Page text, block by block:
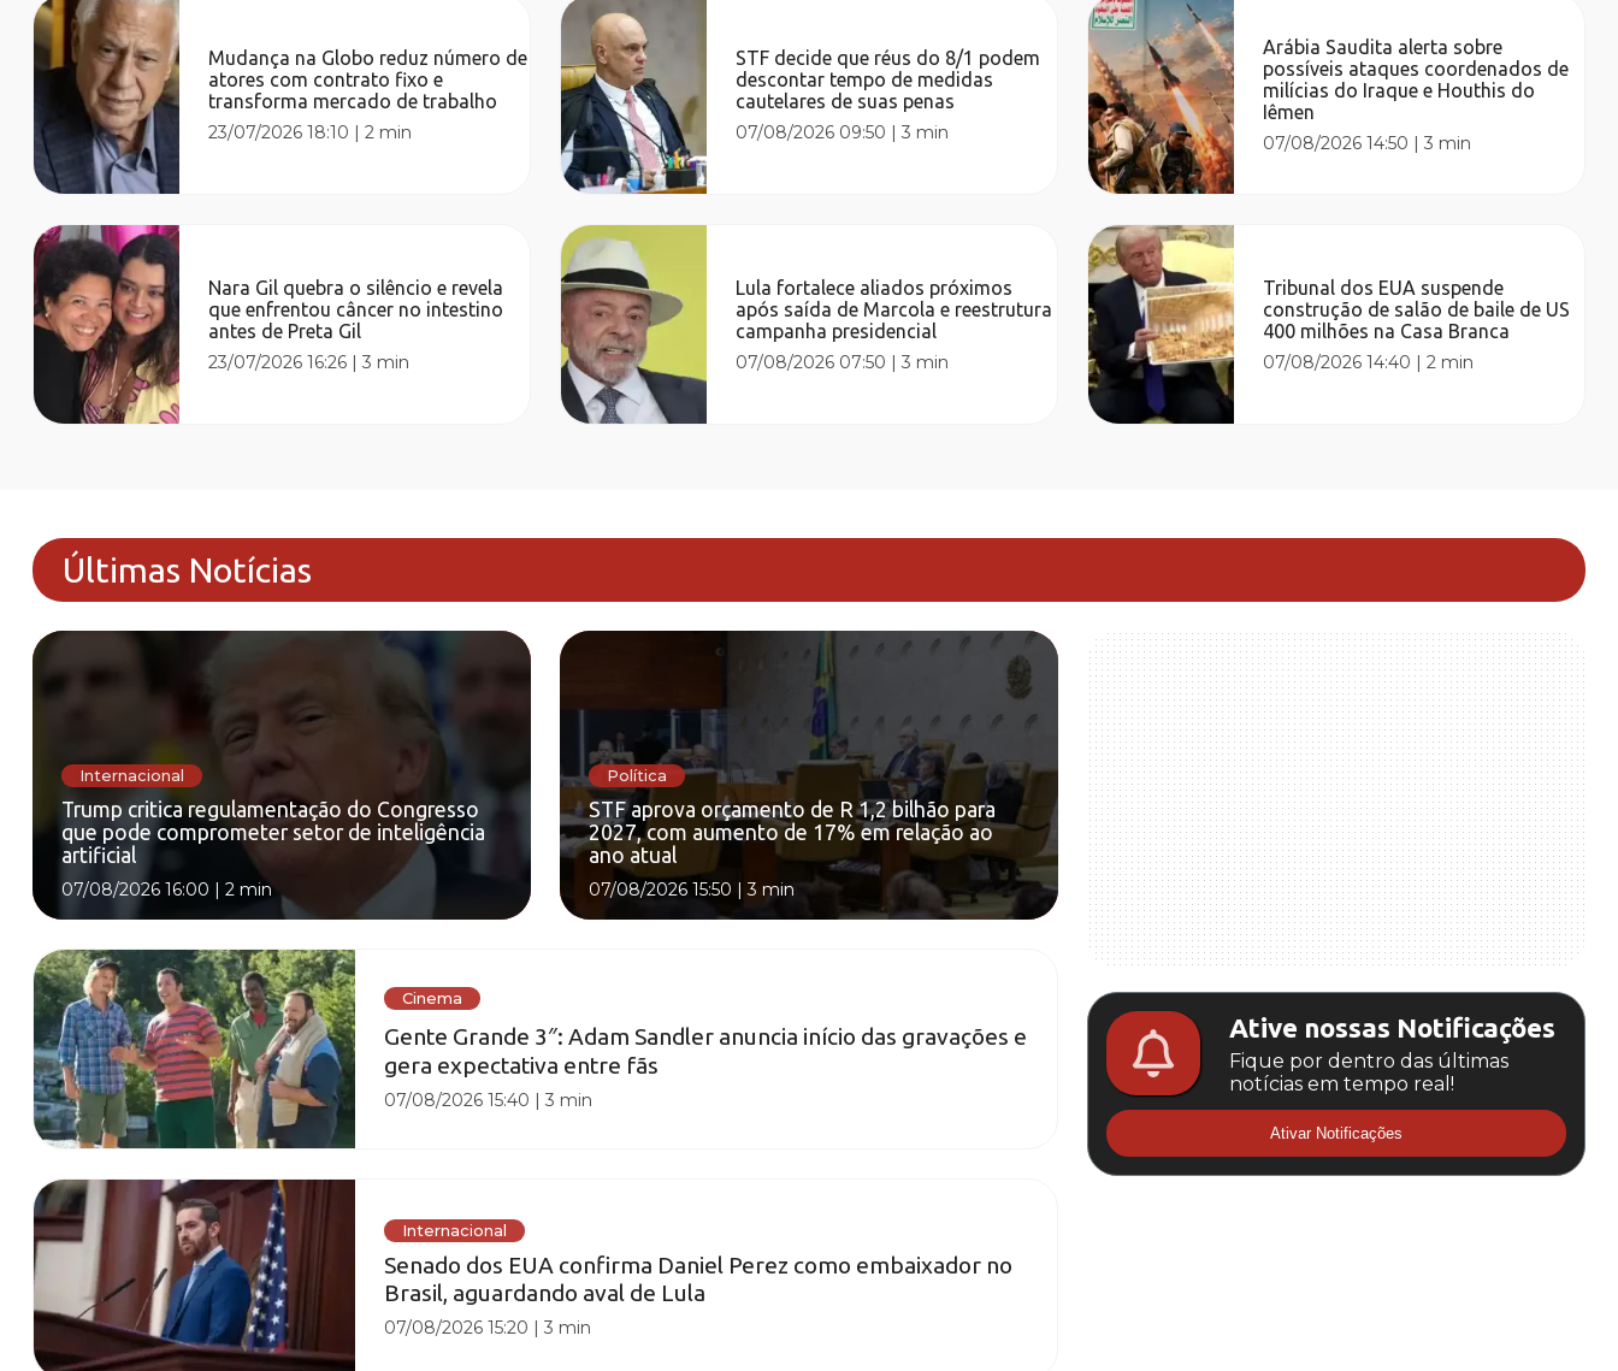
Mudança na Globo reduz número de
atores com contrato fixo e
transforma mercado de trabalho
23/07/2026 18:10 |2 min
Nara Gil quebra o silêncio e revela
que enfrentou câncer no intestino
antes de Preta Gil
23/07/2026 16:26 |3 min
STF decide que réus do 8/1 podem
descontar tempo de medidas
cautelares de suas penas
07/08/2026 09:50 |3 min
Lula fortalece aliados próximos
após saída de Marcola e reestrutura
campanha presidencial
07/08/2026 07:50 |3 min
Arábia Saudita alerta sobre
possíveis ataques coordenados de
milícias do Iraque e Houthis do
Iêmen
07/08/2026 14:50 |3 min
Tribunal dos EUA suspende
construção de salão de baile de US
400 milhões na Casa Branca
07/08/2026 14:40 |2 min
Últimas Notícias
Internacional
Trump critica regulamentação do Congresso
que pode comprometer setor de inteligência
artificial
07/08/2026 16:00 | 2 min
Política
STF aprova orçamento de R 1,2 bilhão para
2027, com aumento de 17% em relação ao
ano atual
07/08/2026 15:50 |3 min
Cinema
Gente Grande 3″: Adam Sandler anuncia início das gravações e
gera expectativa entre fãs
07/08/2026 15:40 |3 min
Internacional
Senado dos EUA confirma Daniel Perez como embaixador no
Brasil, aguardando aval de Lula
07/08/2026 15:20 |3 min
Ative nossas Notificações
Fique por dentro das últimas
notícias em tempo real!
Ativar Notificações